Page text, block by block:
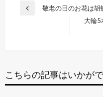
投
ー
敬老の日のお花は胡
大輪5
こちらの記事はいかが